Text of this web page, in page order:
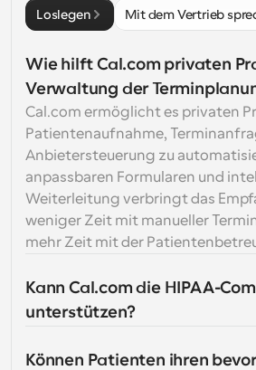
Loslegen Mit dem Vertrieb
Wie hilft Cal.com privaten
Verwaltung der
Cal.com ermöglicht es privaten
Patientenaufnahme,
Anbietersteuerung zu
anpassbaren Formularen und
Weiterleitung verbringt das
weniger Zeit mit manueller
mehr Zeit mit der
Kann Cal.com die HIPAA-
unterstützen?
Können Patienten ihren